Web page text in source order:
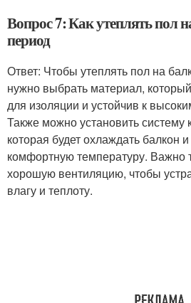
Вопрос 7: Как утеплять пол
период
Ответ: Чтобы утеплять пол на
нужно выбрать материал,
для изоляции и устойчив к
Также можно установить систему
которая будет охлаждать балкон
комфортную температуру. Важно
хорошую вентиляцию, чтобы
влагу и теплоту.